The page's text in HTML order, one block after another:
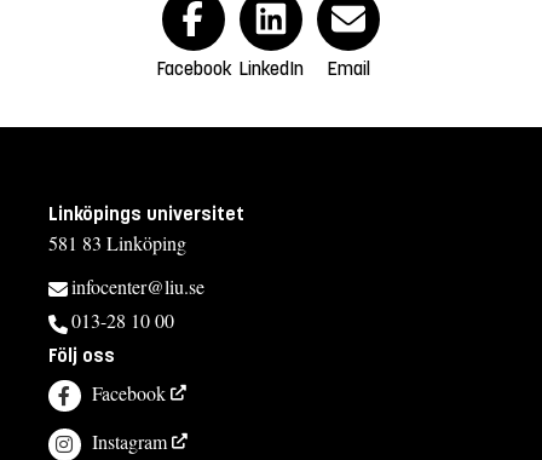
Facebook LinkedIn Email
Linköpings universitet
581 83 Linköping
infocenter@liu.se
013-28 10 00
Följ oss
Facebook
Instagram